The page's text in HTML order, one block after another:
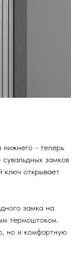
нижнего - теперь
замков
открывает
замка на
термоштоком.
но и комфортную